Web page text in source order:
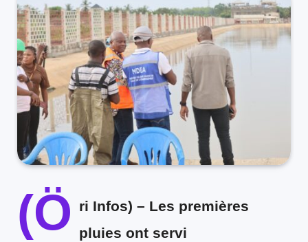
(Ö ri Infos) – Les premières
pluies ont servi